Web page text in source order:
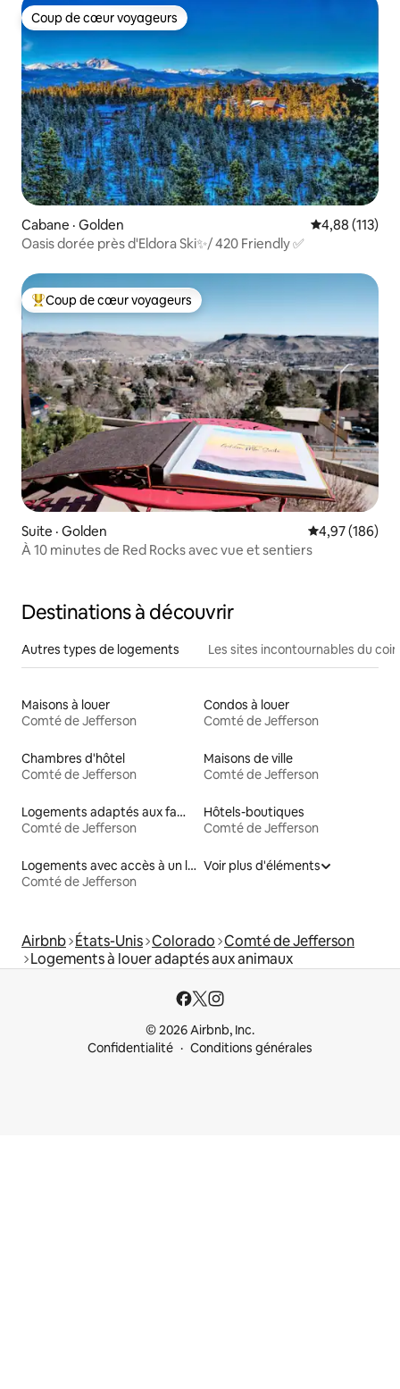
Coup de cœur voyageurs
Coup de cœur voyageurs
Cabane · Golden Note
4,88 (113)
Oasis dorée près d'Eldora Ski✨/ 420 Friendly ✅
Coup de cœur voyageurs parmi les plus aimés
Coup de cœur voyageurs
Suite · Golden Note
4,97 (186)
À 10 minutes de Red Rocks avec vue et sentiers
Destinations à découvrir
Autres types de logements Les sites incontournables du coin
Maisons à louer
Comté de Jefferson
Condos à louer
Comté de Jefferson
Chambres d'hôtel
Comté de Jefferson
Maisons de ville
Comté de Jefferson
Logements adaptés aux familles à louer
Comté de Jefferson
Hôtels-boutiques
Comté de Jefferson
Logements avec accès à un lac
Comté de Jefferson
Voir plus d'éléments
Airbnb États-Unis Colorado Comté de Jefferson
Logements à louer adaptés aux animaux
© 2026 Airbnb, Inc.
Confidentialité
Conditions générales